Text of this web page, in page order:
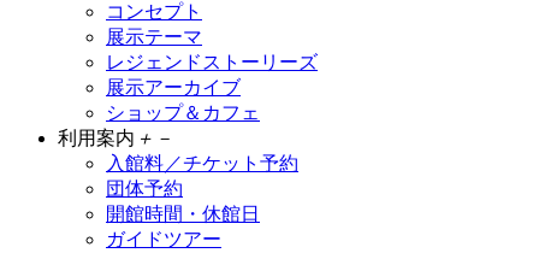
コンセプト
展示テーマ
レジェンドストーリーズ
展示アーカイブ
ショップ＆カフェ
利用案内 ＋ －
入館料／チケット予約
団体予約
開館時間・休館日
ガイドツアー